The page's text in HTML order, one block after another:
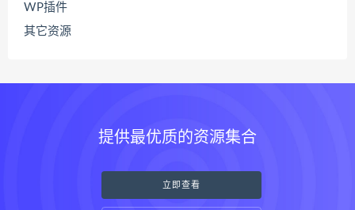
WP插件
其它资源
提供最优质的资源集合
立即查看